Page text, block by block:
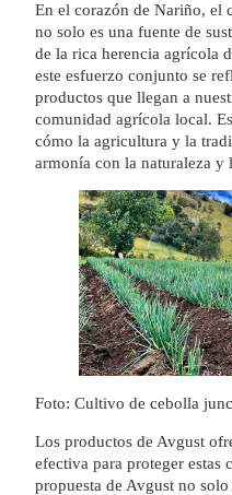
En el corazón de Nariño, el
no solo es una fuente de
de la rica herencia agrícola
este esfuerzo conjunto se
productos que llegan a
comunidad agrícola local.
cómo la agricultura y la
armonía con la naturaleza y
Foto: Cultivo de cebolla
Los productos de Avgust
efectiva para proteger estas
propuesta de Avgust no